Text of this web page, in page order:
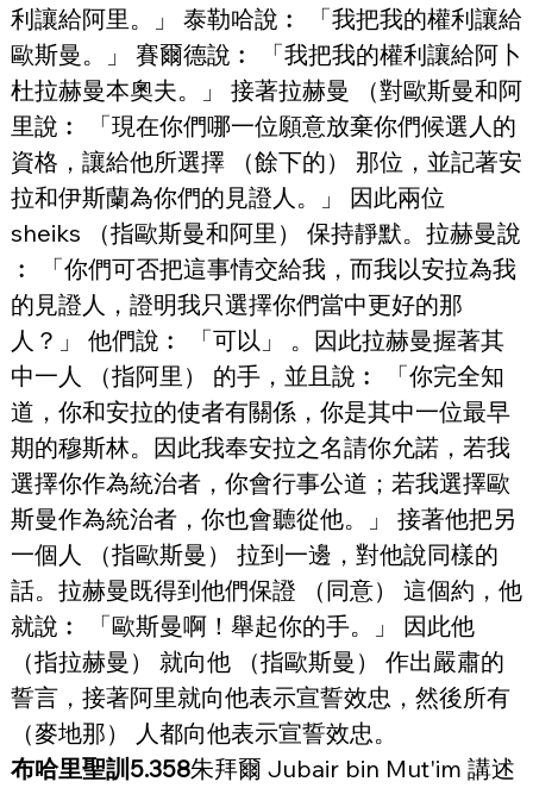
利讓給阿里。」 泰勒哈說︰ 「我把我的權利讓給
歐斯曼。」 賽爾德說︰ 「我把我的權利讓給阿卜
杜拉赫曼本奧夫。」 接著拉赫曼 （對歐斯曼和阿
里說︰ 「現在你們哪一位願意放棄你們候選人的
資格，讓給他所選擇 （餘下的） 那位，並記著安
拉和伊斯蘭為你們的見證人。」 因此兩位
sheiks （指歐斯曼和阿里） 保持靜默。拉赫曼說
︰ 「你們可否把這事情交給我，而我以安拉為我
的見證人，證明我只選擇你們當中更好的那
人？」 他們說︰ 「可以」 。因此拉赫曼握著其
中一人 （指阿里） 的手，並且說︰ 「你完全知
道，你和安拉的使者有關係，你是其中一位最早
期的穆斯林。因此我奉安拉之名請你允諾，若我
選擇你作為統治者，你會行事公道；若我選擇歐
斯曼作為統治者，你也會聽從他。」 接著他把另
一個人 （指歐斯曼） 拉到一邊，對他說同樣的
話。拉赫曼既得到他們保證 （同意） 這個約，他
就說︰ 「歐斯曼啊！舉起你的手。」 因此他
（指拉赫曼） 就向他 （指歐斯曼） 作出嚴肅的
誓言，接著阿里就向他表示宣誓效忠，然後所有
（麥地那） 人都向他表示宣誓效忠。
布哈里聖訓5.358朱拜爾 Jubair bin Mut'im 講述